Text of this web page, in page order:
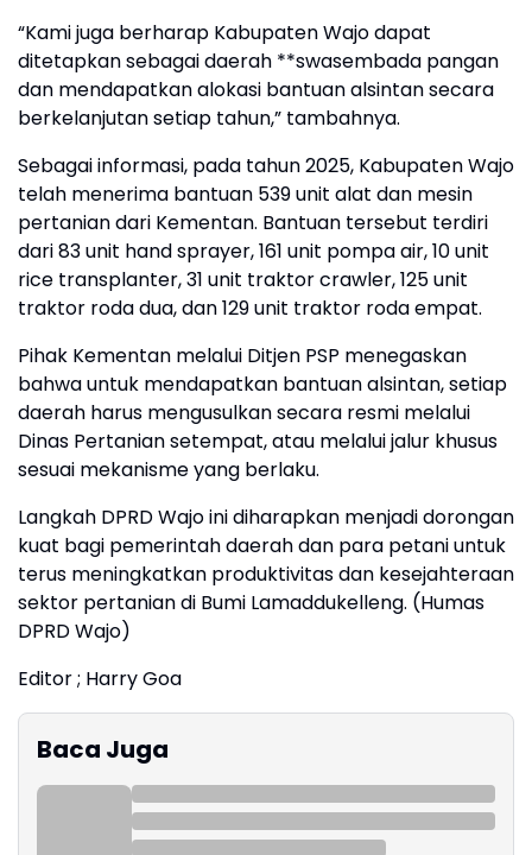
“Kami juga berharap Kabupaten Wajo dapat
ditetapkan sebagai daerah **swasembada pangan
dan mendapatkan alokasi bantuan alsintan secara
berkelanjutan setiap tahun,” tambahnya.
Sebagai informasi, pada tahun 2025, Kabupaten Wajo
telah menerima bantuan 539 unit alat dan mesin
pertanian dari Kementan. Bantuan tersebut terdiri
dari 83 unit hand sprayer, 161 unit pompa air, 10 unit
rice transplanter, 31 unit traktor crawler, 125 unit
traktor roda dua, dan 129 unit traktor roda empat.
Pihak Kementan melalui Ditjen PSP menegaskan
bahwa untuk mendapatkan bantuan alsintan, setiap
daerah harus mengusulkan secara resmi melalui
Dinas Pertanian setempat, atau melalui jalur khusus
sesuai mekanisme yang berlaku.
Langkah DPRD Wajo ini diharapkan menjadi dorongan
kuat bagi pemerintah daerah dan para petani untuk
terus meningkatkan produktivitas dan kesejahteraan
sektor pertanian di Bumi Lamaddukelleng. (Humas
DPRD Wajo)
Editor ; Harry Goa
Baca Juga